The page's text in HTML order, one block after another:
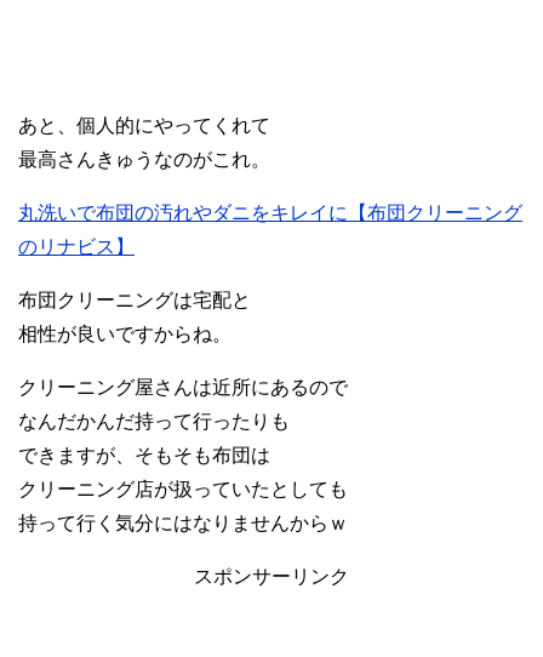
あと、個人的にやってくれて
最高さんきゅうなのがこれ。
丸洗いで布団の汚れやダニをキレイに【布団クリーニング
のリナビス】
布団クリーニングは宅配と
相性が良いですからね。
クリーニング屋さんは近所にあるので
なんだかんだ持って行ったりも
できますが、そもそも布団は
クリーニング店が扱っていたとしても
持って行く気分にはなりませんからｗ
スポンサーリンク